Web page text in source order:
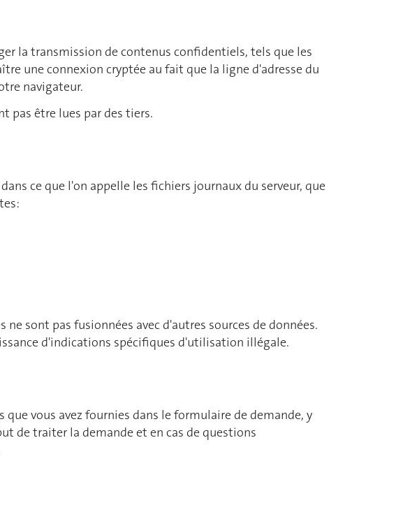
la transmission de contenus confidentiels, tels que les
une connexion cryptée au fait que la ligne d'adresse du
navigateur.
pas être lues par des tiers.
ce que l'on appelle les fichiers journaux du serveur, que
sont pas fusionnées avec d'autres sources de données.
d'indications spécifiques d'utilisation illégale.
vous avez fournies dans le formulaire de demande, y
de traiter la demande et en cas de questions